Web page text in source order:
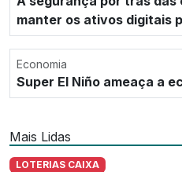
manter os ativos digitais
Economia
Super El Niño ameaça a
Mais Lidas
LOTERIAS CAIXA